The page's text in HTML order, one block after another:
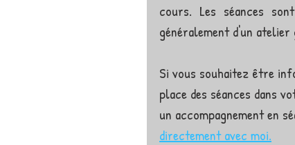
cours. Les séances
généralement d'un atelier
Si vous souhaitez être
place des séances dans
un accompagnement en
directement avec moi.